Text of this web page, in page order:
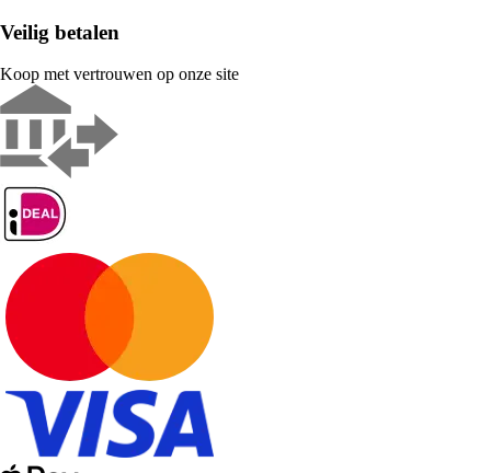
Veilig betalen
Koop met vertrouwen op onze site